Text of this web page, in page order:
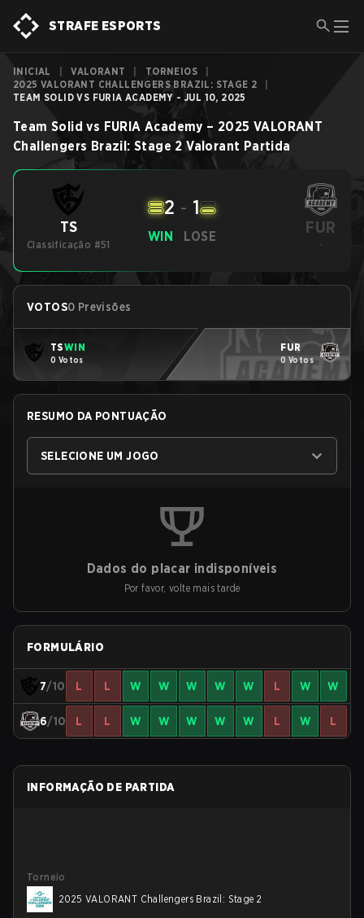
STRAFE ESPORTS
INICIAL VALORANT TORNEIOS
2025 VALORANT CHALLENGERS BRAZIL: STAGE 2
TEAM SOLID VS FURIA ACADEMY - JUL 10, 2025
Team Solid vs FURIA Academy – 2025 VALORANT
Challengers Brazil: Stage 2 Valorant Partida
TS
Classificação #51
WIN
2 - 1
LOSE FUR
-
VOTOS0 Previsões
TSWIN
0 Votos
FUR
0 Votos
RESUMO DA PONTUAÇÃO
SELECIONE UM JOGO
Dados do placar indisponíveis
Por favor, volte mais tarde
FORMULÁRIO
7/10 L L W W W W W L W W
6/10 L L W W W W W L W L
INFORMAÇÃO DE PARTIDA
Torneio
2025 VALORANT Challengers Brazil: Stage 2